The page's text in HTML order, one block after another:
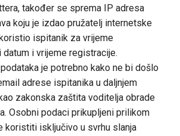
također se sprema IP adresa
koju je izdao pružatelj internetske
ispitanik za vrijeme
i vrijeme registracije.
je potrebno kako ne bi došlo
adrese ispitanika u daljnjem
zakonska zaštita voditelja obrade
Osobni podaci prikupljeni prilikom
koristiti isključivo u svrhu slanja